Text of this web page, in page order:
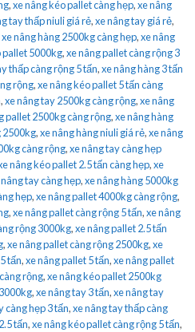
,xe nâng kéo pallet càng hẹp,xe nâng
tay thấp niuli giá rẻ,xe nâng tay giá rẻ,
xe nâng hàng 2500kg càng hẹp,xe nâng
pallet 5000kg,xe nâng pallet càng rộng 3
thấp càng rộng 5 tấn,xe nâng hàng 3 tấn
rộng,xe nâng kéo pallet 5 tấn càng
,xe nâng tay 2500kg càng rộng,xe nâng
pallet 2500kg càng rộng,xe nâng hàng
2500kg,xe nâng hàng niuli giá rẻ,xe nâng
càng rộng,xe nâng tay càng hẹp
nâng kéo pallet 2.5 tấn càng hẹp,xe
tay càng hẹp,xe nâng hàng 5000kg
hẹp,xe nâng pallet 4000kg càng rộng,
,xe nâng pallet càng rộng 5 tấn,xe nâng
rộng 3000kg,xe nâng pallet 2.5 tấn
,xe nâng pallet càng rộng 2500kg,xe
tấn,xe nâng pallet 5 tấn,xe nâng pallet
rộng,xe nâng kéo pallet 2500kg
,xe nâng tay 3 tấn,xe nâng tay
càng hẹp 3 tấn,xe nâng tay thấp càng
tấn,xe nâng kéo pallet càng rộng 5 tấn,